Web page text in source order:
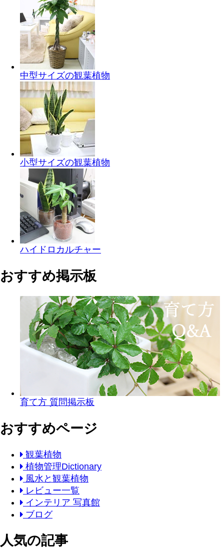
中型サイズの観葉植物
小型サイズの観葉植物
ハイドロカルチャー
おすすめ掲示板
育て方 質問掲示板
おすすめページ
観葉植物
植物管理Dictionary
風水と観葉植物
レビュー一覧
インテリア 写真館
ブログ
人気の記事